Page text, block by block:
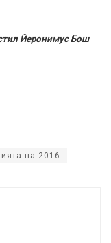
Йеронимус Бош
на 2016